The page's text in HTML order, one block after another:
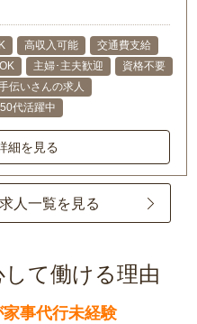
高収入可能
交通費支給
主婦･主夫歓迎
資格不要
伝いさんの求人
代活躍中
細を見る
人一覧を見る
て働ける理由
事代行未経験